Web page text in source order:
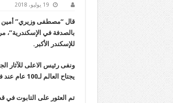
19 يوليو، 2018
قال “مصطفى وزيري” أمين
بالصدفة في الإسكندرية”،
للإسكندر الأكبر.
ونفى رئيس الاعلى للآثار
يجتاح العالم لـ100 عام عند فتحه.
تم العثور على التابوت في